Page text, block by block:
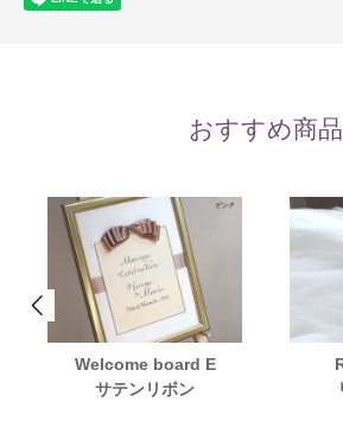
おすすめ商品
Welcome board E
サテンリボン